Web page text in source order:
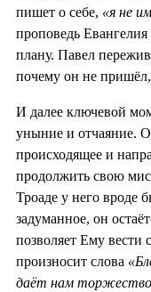
пишет о себе, «я не
проповедь
плану. Павел
почему он не пришёл,
И далее ключевой
уныние и отчаяние.
происходящее и
продолжить свою
Троаде у него вроде
задуманное, он
позволяет Ему вести
произносит слова
даёт нам